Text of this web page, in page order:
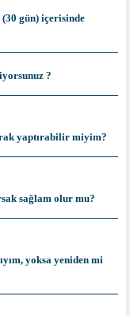
(30 gün) içerisinde
?
yaptırabilir miyim?
sağlam olur mu?
yoksa yeniden mi